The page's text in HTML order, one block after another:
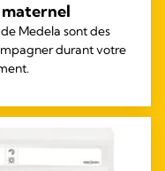
Medela sont des
durant votre